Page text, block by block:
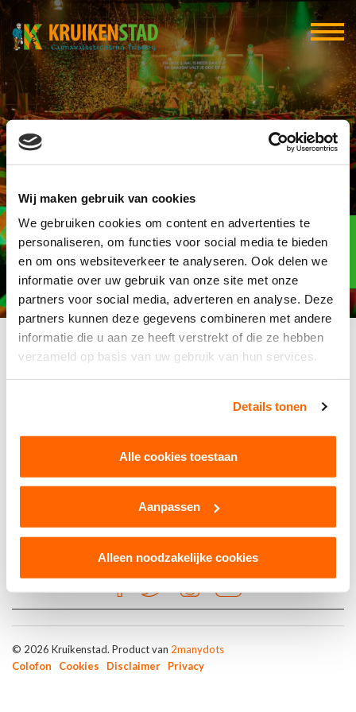
Wij maken gebruik van cookies
We gebruiken cookies om content en advertenties te
personaliseren, om functies voor social media te bieden
en om ons websiteverkeer te analyseren. Ook delen we
informatie over uw gebruik van onze site met onze
partners voor social media, adverteren en analyse. Deze
partners kunnen deze gegevens combineren met andere
informatie die u aan ze heeft verstrekt of die ze hebben
verzameld op basis van uw gebruik van hun services.
Details tonen
Alle cookies toestaan
Aanpassen
Alleen noodzakelijke cookies
Barbara de Geus
Communicatie
Elf-elf
over
96
© 2026 Kruikenstad. Product van 2manydots
Colofon
Cookies Disclaimer Privacy